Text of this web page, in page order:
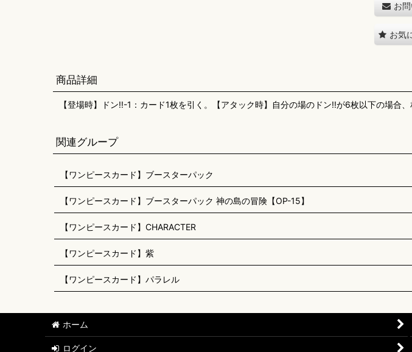
お
お気
商品詳細
【登場時】ドン!!-1：カード1枚を引く。【アタック時】自分の場のドン!!が6枚以下の場合
関連グループ
【ワンピースカード】ブースターパック
【ワンピースカード】ブースターパック 神の島の冒険【OP-15】
【ワンピースカード】CHARACTER
【ワンピースカード】紫
【ワンピースカード】パラレル
ホーム
ログイン